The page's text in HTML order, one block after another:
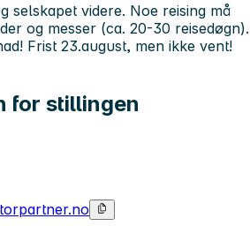
selskapet videre. Noe reising må
og messer (ca. 20-30 reisedøgn).
Frist 23.august, men ikke vent!
for stillingen